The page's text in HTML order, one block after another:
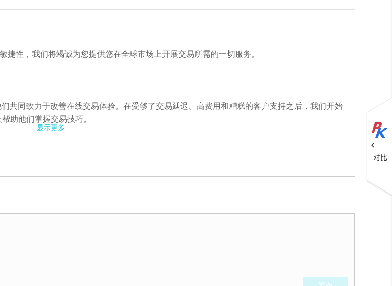
性，我们将竭诚为您提供您在全球市场上开展交易所需的一切服务。
共同致力于改善在线交易体验。在受够了交易延迟、高费用和糟糕的客户支持之后，我们开始
助他们掌握交易技巧。
纪商之一。
显示更多